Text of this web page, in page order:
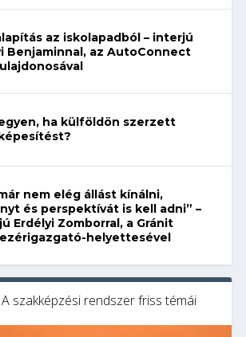
az iskolapadból – interjú
Benjaminnal, az AutoConnect
ha külföldön szerzett
nem elég állást kínálni,
és perspektívát is kell adni” –
Erdélyi Zomborral, a Gránit
helyettesével
A szakképzési rendszer friss témái